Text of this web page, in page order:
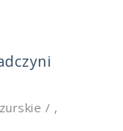
/ ,